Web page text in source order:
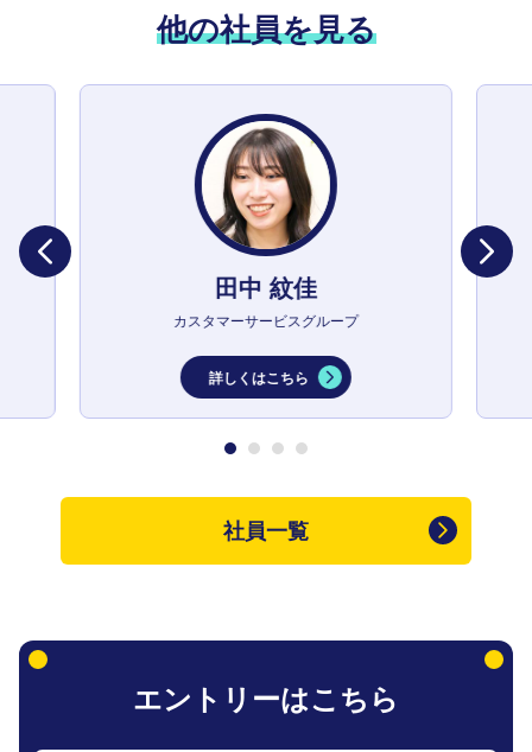
他の社員を見る
田中 紋佳
カスタマーサービスグループ
詳しくはこちら
社員一覧
エントリーはこちら